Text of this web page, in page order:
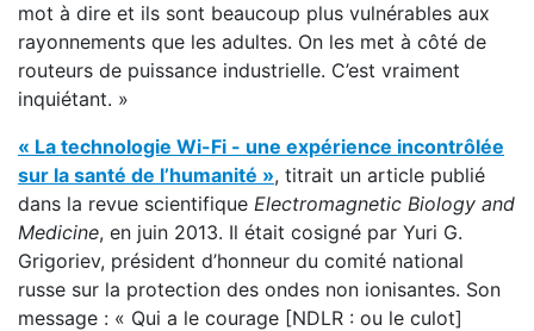
mot à dire et ils sont beaucoup plus vulnérables aux
rayonnements que les adultes. On les met à côté de
routeurs de puissance industrielle. C’est vraiment
inquiétant. »
« La technologie Wi-Fi - une expérience incontrôlée
sur la santé de l’humanité », titrait un article publié
dans la revue scientifique Electromagnetic Biology and
Medicine, en juin 2013. Il était cosigné par Yuri G.
Grigoriev, président d’honneur du comité national
russe sur la protection des ondes non ionisantes. Son
message : « Qui a le courage [NDLR : ou le culot]